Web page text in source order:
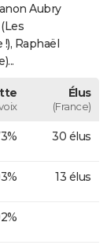
Aubry
Raphaël
Élus
(France)
30 élus
13 élus